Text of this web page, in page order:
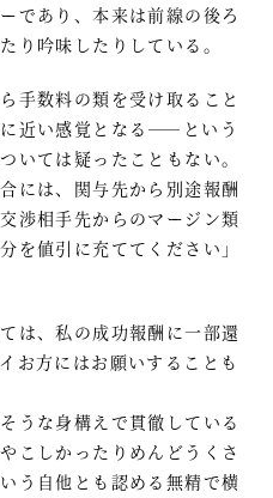
であり、本来は前線の後ろ
り吟味したりしている。
手数料の類を受け取ること
近い感覚となる――という
いては疑ったこともない。
には、関与先から別途報酬
渉相手先からのマージン類
を値引に充ててください」
は、私の成功報酬に一部還
お方にはお願いすることも
うな身構えで貫徹している
こしかったりめんどうくさ
う自他とも認める無精で横